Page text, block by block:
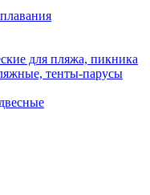
для пляжа, пикника
тенты-парусы